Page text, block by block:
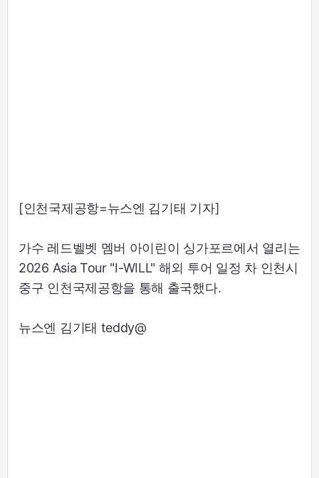
[인천국제공항=뉴스엔 김기태 기자]
가수 레드벨벳 멤버 아이린이 싱가포르에서 열리는
2026 Asia Tour "I-WILL" 해외 투어 일정 차 인천시
중구 인천국제공항을 통해 출국했다.
뉴스엔 김기태 teddy@